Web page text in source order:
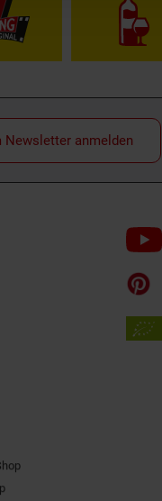
Newsletter anmelden
Folge
uns
auf